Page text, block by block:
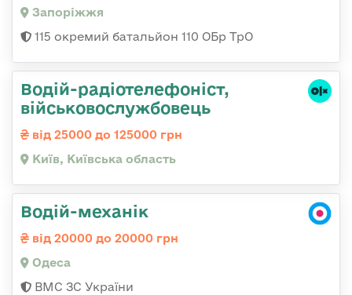
Запоріжжя
115 окремий батальйон 110 ОБр ТрО
Водій-радіотелефоніст,
військовослужбовець
від 25000 до 125000 грн
Київ, Київська область
Водій-механік
від 20000 до 20000 грн
Одеса
ВМС ЗС України